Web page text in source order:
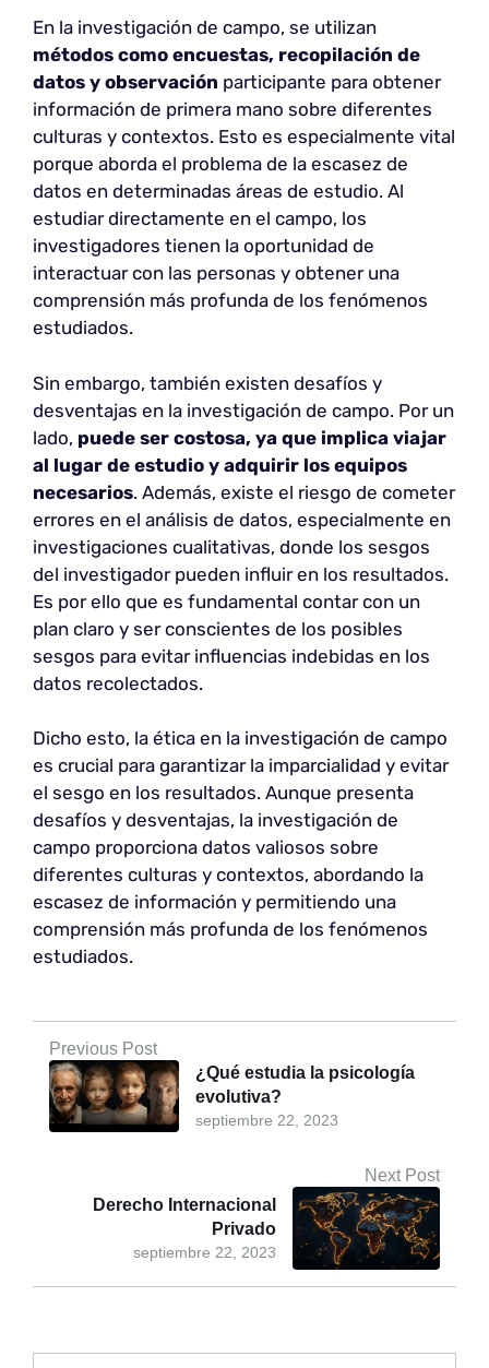
En la investigación de campo, se utilizan
métodos como encuestas, recopilación de
datos y observación participante para obtener
información de primera mano sobre diferentes
culturas y contextos. Esto es especialmente vital
porque aborda el problema de la escasez de
datos en determinadas áreas de estudio. Al
estudiar directamente en el campo, los
investigadores tienen la oportunidad de
interactuar con las personas y obtener una
comprensión más profunda de los fenómenos
estudiados.
Sin embargo, también existen desafíos y
desventajas en la investigación de campo. Por un
lado, puede ser costosa, ya que implica viajar
al lugar de estudio y adquirir los equipos
necesarios. Además, existe el riesgo de cometer
errores en el análisis de datos, especialmente en
investigaciones cualitativas, donde los sesgos
del investigador pueden influir en los resultados.
Es por ello que es fundamental contar con un
plan claro y ser conscientes de los posibles
sesgos para evitar influencias indebidas en los
datos recolectados.
Dicho esto, la ética en la investigación de campo
es crucial para garantizar la imparcialidad y evitar
el sesgo en los resultados. Aunque presenta
desafíos y desventajas, la investigación de
campo proporciona datos valiosos sobre
diferentes culturas y contextos, abordando la
escasez de información y permitiendo una
comprensión más profunda de los fenómenos
estudiados.
Previous Post
septiembre 22, 2023
¿Qué estudia la psicología
evolutiva?
Next Post
septiembre 22, 2023
Derecho Internacional
Privado